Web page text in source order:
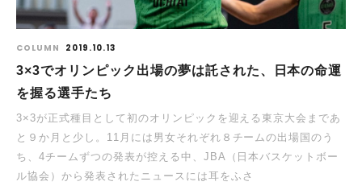
COLUMN 2019.10.13
3×3でオリンピック出場の夢は託された、日本の命運
を握る選手たち
3×3が正式種目として初のオリンピックを迎える東京大会まであ
と９か月と少し。11月には男女それぞれ８チームの出場国のう
ち、4チームずつの発表が控える中、JBA（日本バスケットボー
ル協会）から発表されたニュースには耳をふさ